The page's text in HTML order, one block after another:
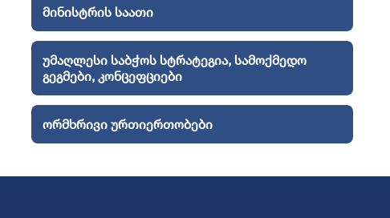
მინისტრის საათი
უმაღლესი საბჭოს სტრატეგია, სამოქმედო
გეგმები, კონცეფციები
ორმხრივი ურთიერთობები